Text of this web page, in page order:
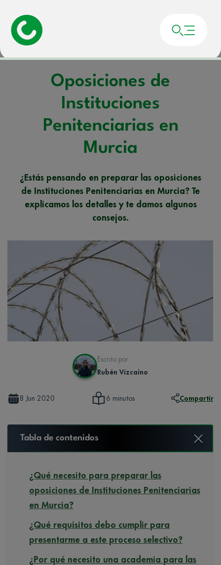
Portada»
Oposiciones de
Instituciones
Penitenciarias en
Murcia
¿Estás pensando en preparar las oposiciones
de Instituciones Penitenciarias en Murcia? Te
explicamos los detalles y te damos algunos
consejos.
Escrito por
Rubén Vizcaíno
8 Jun 2020 6 minutos Compartir
Tabla de contenidos
¿Qué necesito para preparar las
oposiciones de Instituciones Penitenciarias
en Murcia?
¿Qué requisitos debo cumplir para
presentarme a este proceso selectivo?
¿Por qué necesito una academia para las